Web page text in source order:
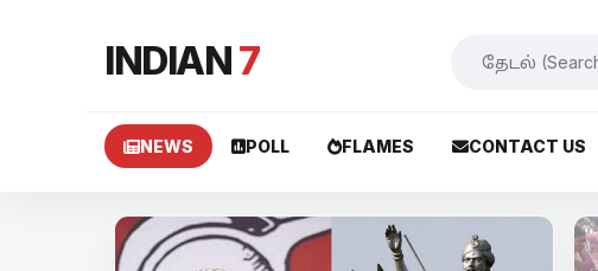
INDIAN7
NEWS POLL FLAMES CONTACT US